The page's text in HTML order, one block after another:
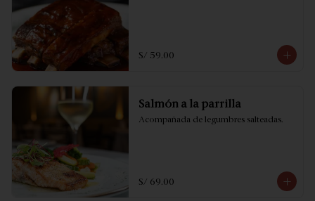
S/ 59.00
Salmón a la parrilla
Acompañada de legumbres salteadas.
S/ 69.00